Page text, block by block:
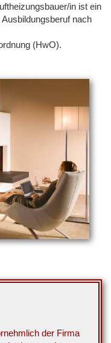
in ist ein
nach
(HwO).
der Firma